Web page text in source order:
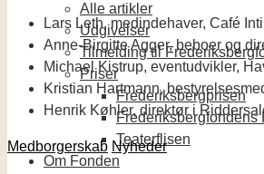
Alle artikler
Udgivelser
Tilmelding til
Priser
Frederiksbergprisen
Teaterflisen
Om Fonden
Lars Leth, medindehaver, Café
Anne-Birgitte Agger, beboer og
Michael Kistrup, eventudvikler,
Kristian Hartmann,
Henrik Køhler, direktør i
Medborgerskab Nyheder